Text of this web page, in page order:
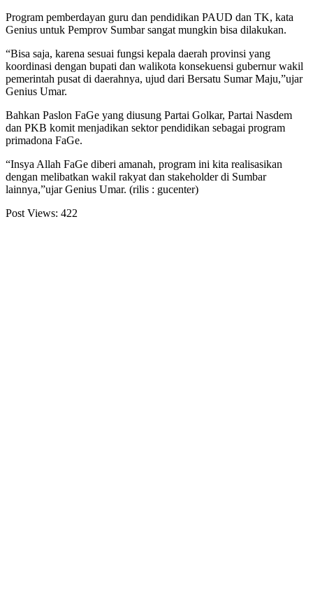
Program pemberdayan guru dan pendidikan PAUD dan TK, kata
Genius untuk Pemprov Sumbar sangat mungkin bisa dilakukan.
“Bisa saja, karena sesuai fungsi kepala daerah provinsi yang
koordinasi dengan bupati dan walikota konsekuensi gubernur wakil
pemerintah pusat di daerahnya, ujud dari Bersatu Sumar Maju,”ujar
Genius Umar.
Bahkan Paslon FaGe yang diusung Partai Golkar, Partai Nasdem
dan PKB komit menjadikan sektor pendidikan sebagai program
primadona FaGe.
“Insya Allah FaGe diberi amanah, program ini kita realisasikan
dengan melibatkan wakil rakyat dan stakeholder di Sumbar
lainnya,”ujar Genius Umar. (rilis : gucenter)
Post Views: 422